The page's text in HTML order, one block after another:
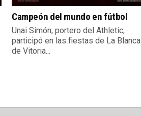
Campeón del mundo en fútbol
Unai Simón, portero del Athletic,
participó en las fiestas de La Blanca
de Vitoria...